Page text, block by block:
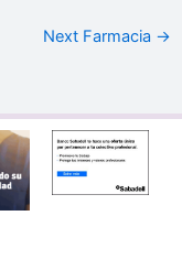
Next Farmacia →